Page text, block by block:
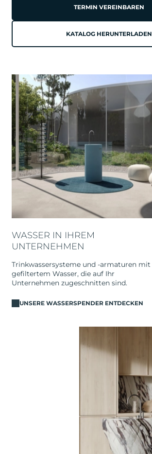
TERMIN VEREINBAREN
KATALOG HERUNTERLADEN
WASSER IN IHREM
UNTERNEHMEN
Trinkwassersysteme und -armaturen mit
gefiltertem Wasser, die auf Ihr
Unternehmen zugeschnitten sind.
UNSERE WASSERSPENDER ENTDECKEN